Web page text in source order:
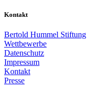
Kontakt
Bertold Hummel Stiftung
Wettbewerbe
Datenschutz
Impressum
Kontakt
Presse